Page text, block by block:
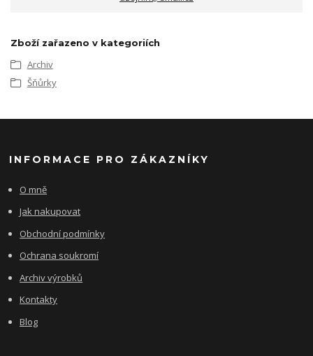
Zboží zařazeno v kategoriích
Archiv
Šňůrky
INFORMACE PRO ZÁKAZNÍKY
O mně
Jak nakupovat
Obchodní podmínky
Ochrana soukromí
Archiv výrobků
Kontakty
Blog